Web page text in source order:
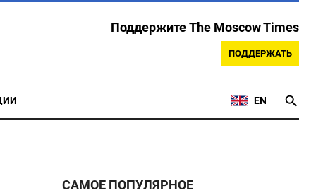
Поддержите The Moscow Times
ПОДДЕРЖАТЬ
EN
САМОЕ ПОПУЛЯРНОЕ